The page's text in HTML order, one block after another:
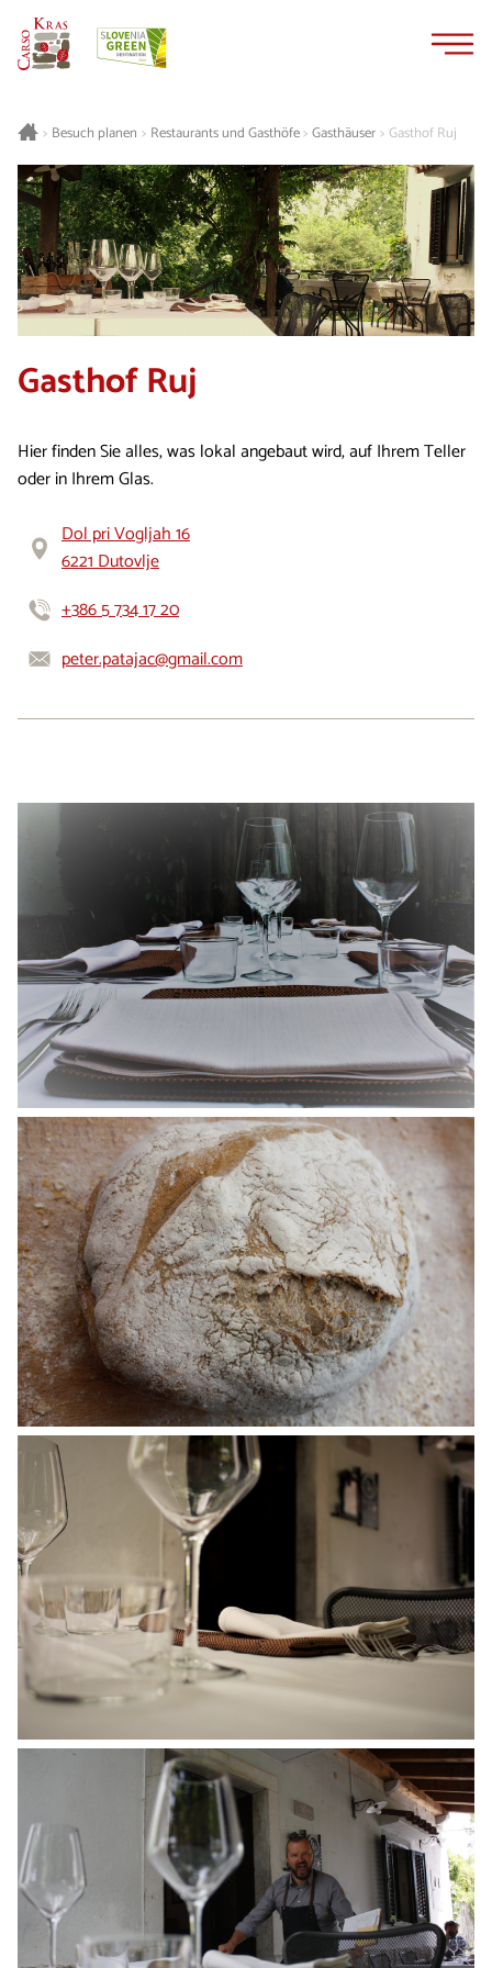
> Besuch planen > Restaurants und Gasthöfe>Gasthäuser>Gasthof Ruj
Gasthof Ruj
Hier finden Sie alles, was lokal angebaut wird, auf Ihrem Teller
oder in Ihrem Glas.
Dol pri Vogljah 16
6221 Dutovlje
+386 5 734 17 20
peter.patajac@gmail.com